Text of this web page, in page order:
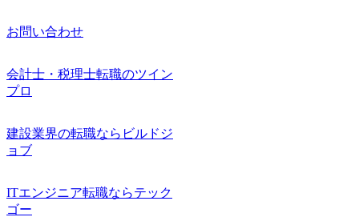
お問い合わせ
会計士・税理士転職のツイン
プロ
建設業界の転職ならビルドジ
ョブ
ITエンジニア転職ならテック
ゴー